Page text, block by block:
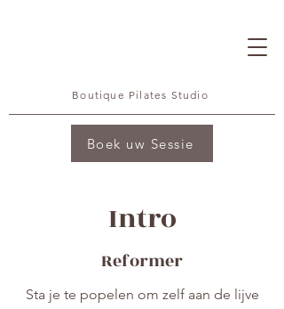
Boutique Pilates Studio
Boek uw Sessie
Intro
Reformer
Sta je te popelen om zelf aan de lijve